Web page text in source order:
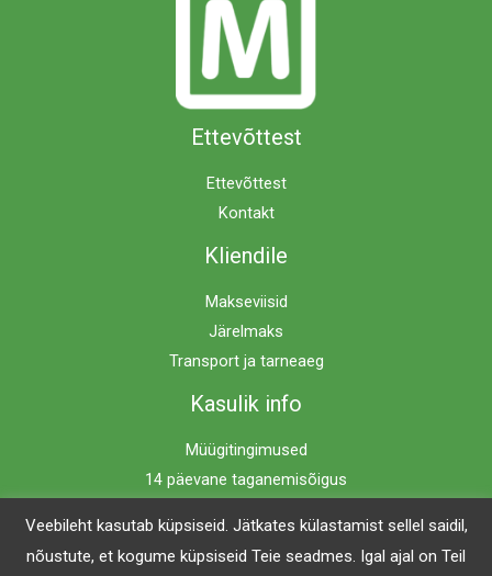
Ettevõttest
Ettevõttest
Kontakt
Kliendile
Makseviisid
Järelmaks
Transport ja tarneaeg
Kasulik info
Müügitingimused
14 päevane taganemisõigus
Veebileht kasutab küpsiseid. Jätkates külastamist sellel saidil,
nõustute, et kogume küpsiseid Teie seadmes. Igal ajal on Teil